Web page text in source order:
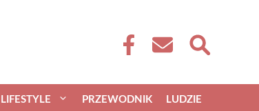
LIFESTYLE PRZEWODNIK LUDZIE